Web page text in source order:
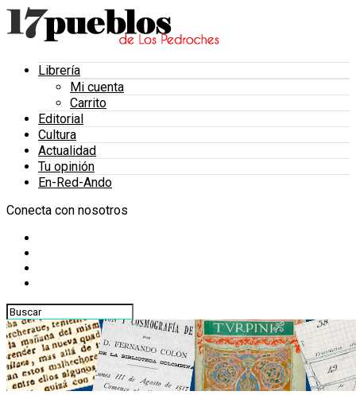
Librería
Mi cuenta
Carrito
Editorial
Cultura
Actualidad
Tu opinión
En-Red-Ando
Conecta con nosotros